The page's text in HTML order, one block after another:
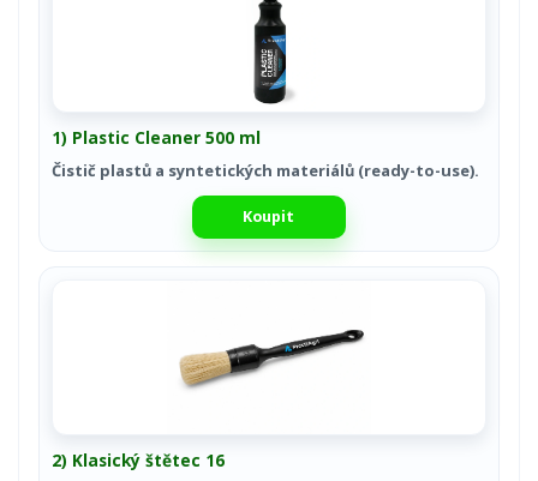
1) Plastic Cleaner 500 ml
Čistič plastů a syntetických materiálů (ready-to-use).
Koupit
2) Klasický štětec 16